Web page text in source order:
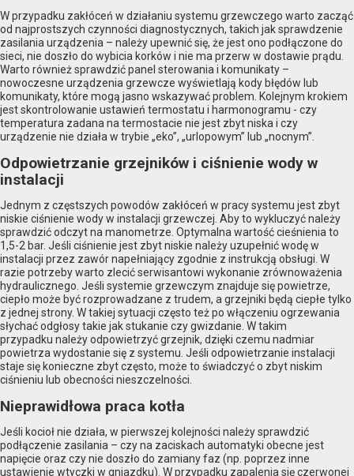
W przypadku zakłóceń w działaniu systemu grzewczego warto zacząć
od najprostszych czynności diagnostycznych, takich jak sprawdzenie
zasilania urządzenia – należy upewnić się, że jest ono podłączone do
sieci, nie doszło do wybicia korków i nie ma przerw w dostawie prądu.
Warto również sprawdzić panel sterowania i komunikaty –
nowoczesne urządzenia grzewcze wyświetlają kody błędów lub
komunikaty, które mogą jasno wskazywać problem. Kolejnym krokiem
jest skontrolowanie ustawień termostatu i harmonogramu - czy
temperatura zadana na termostacie nie jest zbyt niska i czy
urządzenie nie działa w trybie „eko”, „urlopowym” lub „nocnym”.
Odpowietrzanie grzejników i ciśnienie wody w
instalacji
Jednym z częstszych powodów zakłóceń w pracy systemu jest zbyt
niskie ciśnienie wody w instalacji grzewczej. Aby to wykluczyć należy
sprawdzić odczyt na manometrze. Optymalna wartość cieśnienia to
1,5-2 bar. Jeśli ciśnienie jest zbyt niskie należy uzupełnić wodę w
instalacji przez zawór napełniający zgodnie z instrukcją obsługi. W
razie potrzeby warto zlecić serwisantowi wykonanie zrównoważenia
hydraulicznego. Jeśli systemie grzewczym znajduje się powietrze,
ciepło może być rozprowadzane z trudem, a grzejniki będą ciepłe tylko
z jednej strony. W takiej sytuacji często też po włączeniu ogrzewania
słychać odgłosy takie jak stukanie czy gwizdanie. W takim
przypadku należy odpowietrzyć grzejnik, dzięki czemu nadmiar
powietrza wydostanie się z systemu. Jeśli odpowietrzanie instalacji
staje się konieczne zbyt często, może to świadczyć o zbyt niskim
ciśnieniu lub obecności nieszczelności.
Nieprawidłowa praca kotła
Jeśli kocioł nie działa, w pierwszej kolejności należy sprawdzić
podłączenie zasilania – czy na zaciskach automatyki obecne jest
napięcie oraz czy nie doszło do zamiany faz (np. poprzez inne
ustawienie wtyczki w gniazdku). W przypadku zapalenia się czerwonej